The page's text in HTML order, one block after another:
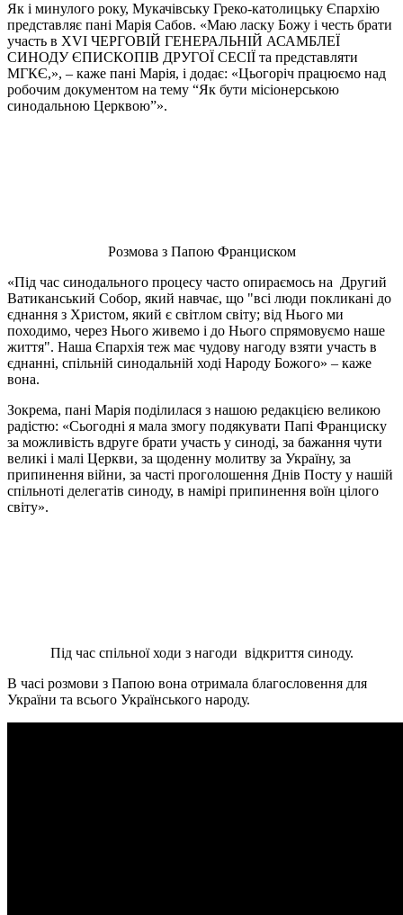
Як і минулого року, Мукачівську Греко-католицьку Єпархію
представляє пані Марія Сабов. «Маю ласку Божу і честь брати
участь в XVI ЧЕРГОВІЙ ГЕНЕРАЛЬНІЙ АСАМБЛЕЇ
СИНОДУ ЄПИСКОПІВ ДРУГОЇ СЕСІЇ та представляти
МГКЄ,», – каже пані Марія, і додає: «Цьогоріч працюємо над
робочим документом на тему “Як бути місіонерською
синодальною Церквою”».
Розмова з Папою Франциском
«Під час синодального процесу часто опираємось на Другий
Ватиканський Собор, який навчає, що "всі люди покликані до
єднання з Христом, який є світлом світу; від Нього ми
походимо, через Нього живемо і до Нього спрямовуємо наше
життя". Наша Єпархія теж має чудову нагоду взяти участь в
єднанні, спільній синодальній ході Народу Божого» – каже
вона.
Зокрема, пані Марія поділилася з нашою редакцією великою
радістю: «Сьогодні я мала змогу подякувати Папі Франциску
за можливість вдруге брати участь у синоді, за бажання чути
великі і малі Церкви, за щоденну молитву за Україну, за
припинення війни, за часті проголошення Днів Посту у нашій
спільноті делегатів синоду, в намірі припинення воїн цілого
світу».
Під час спільної ходи з нагоди відкриття синоду.
В часі розмови з Папою вона отримала благословення для
України та всього Українського народу.